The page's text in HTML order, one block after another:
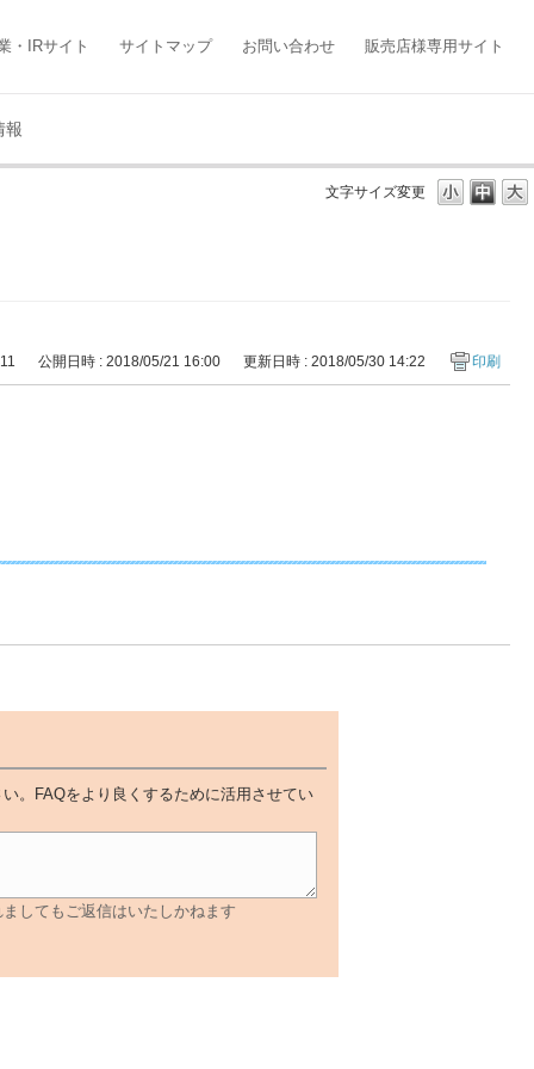
・IRサイト サイトマップ お問い合わせ 販売店様専用サイト
報
文字サイズ変更
公開日時 : 2018/05/21 16:00 更新日時 : 2018/05/30 14:22 印刷
。FAQをより良くするために活用させてい
してもご返信はいたしかねます